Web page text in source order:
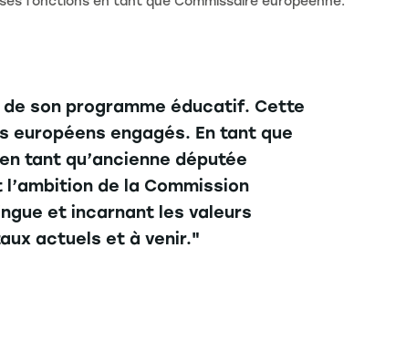
de son programme éducatif. Cette
engagés. En tant que
tant qu’ancienne députée
de la Commission
et incarnant les valeurs
actuels et à venir."